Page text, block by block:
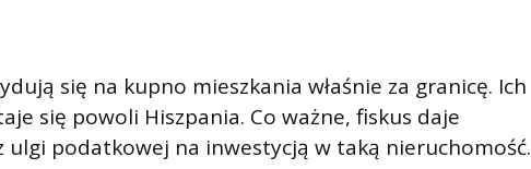
się na kupno mieszkania właśnie za granicę. Ich
się powoli Hiszpania. Co ważne, fiskus daje
ulgi podatkowej na inwestycją w taką nieruchomość.